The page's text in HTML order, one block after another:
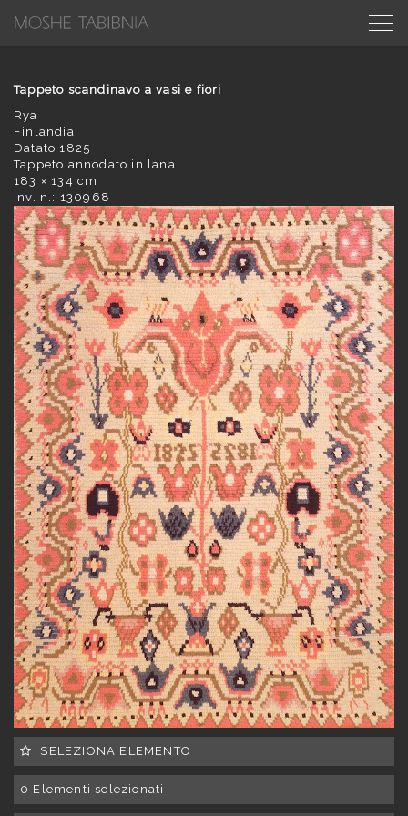
Tappeto scandinavo a vasi e fiori
Rya
Finlandia
Datato 1825
Tappeto annodato in lana
183 × 134 cm
Inv. n.: 130968
SELEZIONA ELEMENTO
0 Elementi selezionati